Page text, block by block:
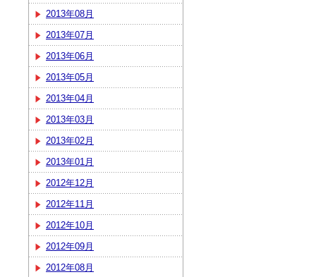
2013年08月
2013年07月
2013年06月
2013年05月
2013年04月
2013年03月
2013年02月
2013年01月
2012年12月
2012年11月
2012年10月
2012年09月
2012年08月